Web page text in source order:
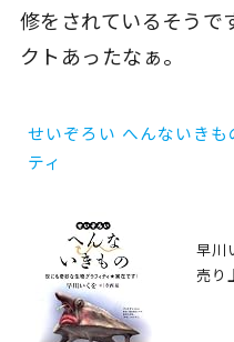
修をされているそうで
クトあったなぁ。
せいぞろい へんないき
ティ
早川
売り